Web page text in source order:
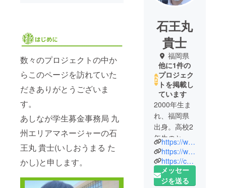
数々のプロジェクトの中か
らこのページを訪れていた
だきありがとうございま
す。
あしなが学生募金事務局 九
州エリアマネージャーの石
王丸 貴士(いしおうまる た
かし)と申します。
石王丸
貴士
福岡県
他に1件の
プロジェク
トを掲載し
ています
2000年生ま
れ、福岡県
出身。高校2
年生のとき
に父親を病
気で亡く
す。
現在は、一
https://www.ashinaga.org/
https://www.ashinaga-gakuseibokin.org/
https://camp-fire.jp/goodmorning/channels/ashinaga
メッセー
ジを送る